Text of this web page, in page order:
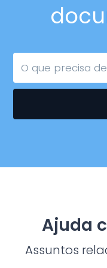
Ajuda
Assuntos